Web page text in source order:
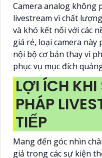
Camera analog không
livestream vì chất
và khó kết nối với các
giá rẻ, loại camera
nội bộ cơ bản thay vì
phục vụ mục đích
LỢI ÍCH
PHÁP
TIẾP
Mang đến góc nhìn
giả trong các sự kiện